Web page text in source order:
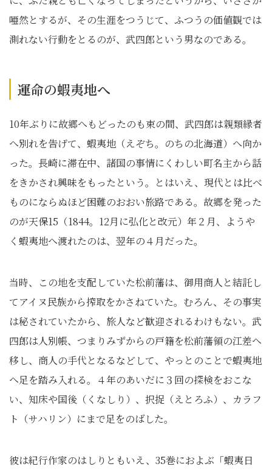
唖然とするが、その生涯をつうじて、ふつうの価値観では
測れない行動をとるのが、武四郎という男なのである。
運命の蝦夷地へ
10年ぶりに故郷へもどったのも束の間、武四郎は親類縁者
へ別れを告げて、蝦夷地（えぞち。のちの北海道）へ向か
った。長崎に滞在中、諸国の事情にくわしい町名主から話
をきかされ興味をもったという。とはいえ、現代とは比べ
ものにならぬほど困難のおおい旅路である。故郷を発った
のが天保15（1844。12月に弘化と改元）年２月、ようや
く蝦夷地へ渡れたのは、翌年の４月だった。
当時、この地を支配していた松前藩は、御用商人と結託し
てアイヌ民族から搾取をかさねていた。むろん、その事実
は秘されていたから、旅人など歓迎されるわけもない。武
四郎は人別帳、つまりみずからの戸籍を松前藩領の江差へ
移し、商人の手代となるなどして、やっとのことで蝦夷地
へ足を踏み入れる。４年のあいだに３回の探検をおこな
い、知床や国後（くなしり）、択捉（えとろふ）、カラフ
ト（サハリン）にまで足をのばした。
彼は紀行作家のはしりともいえ、35巻におよぶ「蝦夷日